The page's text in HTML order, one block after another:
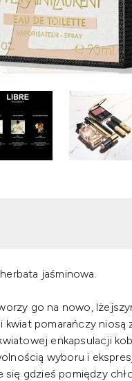
jaśminowa.
go na nowo,
pomarańczy niosą
enkapsulacji
wyboru i
gdzieś pomiędzy